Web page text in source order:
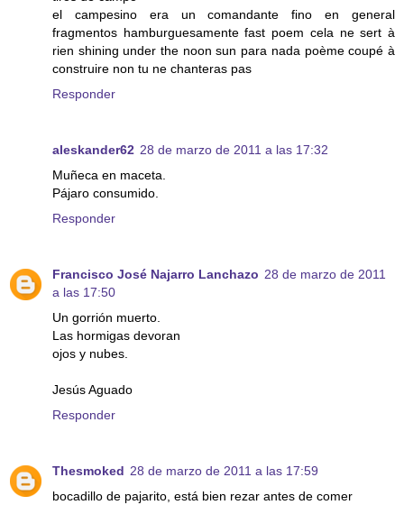
el campesino era un comandante fino en general
fragmentos hamburguesamente fast poem cela ne sert à
rien shining under the noon sun para nada poème coupé à
construire non tu ne chanteras pas
Responder
aleskander62 28 de marzo de 2011 a las 17:32
Muñeca en maceta.
Pájaro consumido.
Responder
Francisco José Najarro Lanchazo 28 de marzo de 2011
a las 17:50
Un gorrión muerto.
Las hormigas devoran
ojos y nubes.
Jesús Aguado
Responder
Thesmoked 28 de marzo de 2011 a las 17:59
bocadillo de pajarito, está bien rezar antes de comer